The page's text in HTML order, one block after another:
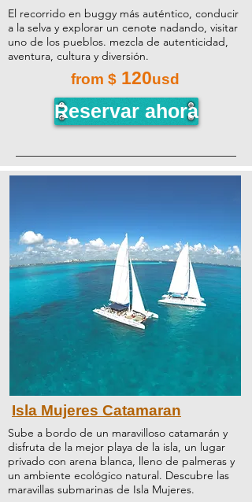
El recorrido en buggy más auténtico, conducir
a la selva y explorar un cenote nadando, visitar
uno de los pueblos. mezcla de autenticidad,
aventura, cultura y diversión.
from $ 120usd
Reservar ahora
Isla Mujeres Catamaran
Sube a bordo de un maravilloso catamarán y
disfruta de la mejor playa de la isla, un lugar
privado con arena blanca, lleno de palmeras y
un ambiente ecológico natural. Descubre las
maravillas submarinas de Isla Mujeres.